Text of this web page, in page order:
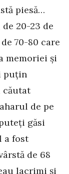
piesă…
20-23 de
70-80 care
memoriei și
puțin
căutat
de pe
găsi
a fost
de 68
lacrimi și